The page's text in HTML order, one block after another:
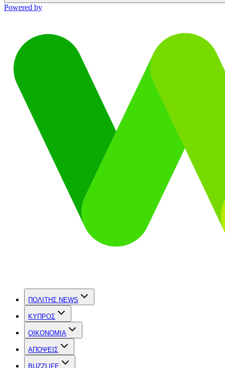
Powered by
ΠΟΛΙΤΗΣ NEWS
ΚΥΠΡΟΣ
OIKONOMIA
ΑΠΟΨΕΙΣ
BUZZLIFE